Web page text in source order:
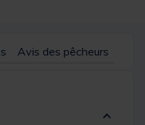
Avis des pêcheurs